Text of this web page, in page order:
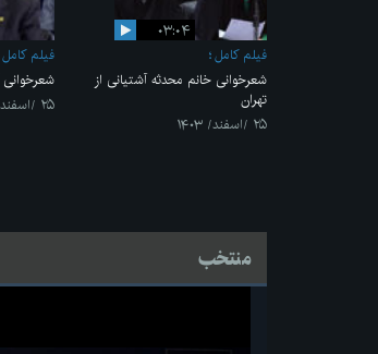
۰۳:۰۴
فیلم کامل
شعرخوانی خانم محدثه آشتیانی از
تهران
۲۵ /اسفند/ ۱۴۰۳
فیلم کامل
۲۵ /اسفند/ ۱۴۰۳
منتخب